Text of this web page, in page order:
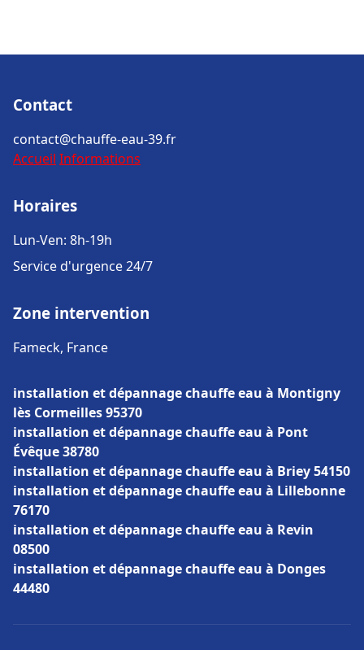
Contact
contact@chauffe-eau-39.fr
Accueil Informations
Horaires
Lun-Ven: 8h-19h
Service d'urgence 24/7
Zone intervention
Fameck, France
installation et dépannage chauffe eau à Montigny
lès Cormeilles 95370
installation et dépannage chauffe eau à Pont
Évêque 38780
installation et dépannage chauffe eau à Briey 54150
installation et dépannage chauffe eau à Lillebonne
76170
installation et dépannage chauffe eau à Revin
08500
installation et dépannage chauffe eau à Donges
44480